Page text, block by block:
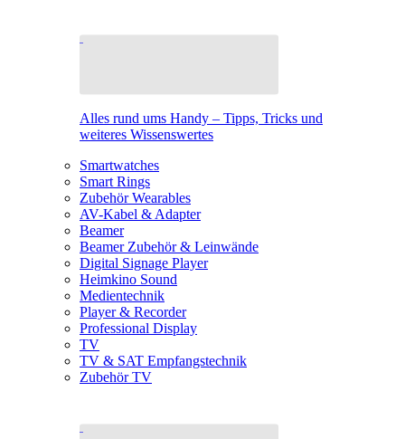
Alles rund ums Handy – Tipps, Tricks und
weiteres Wissenswertes
Smartwatches
Smart Rings
Zubehör Wearables
AV-Kabel & Adapter
Beamer
Beamer Zubehör & Leinwände
Digital Signage Player
Heimkino Sound
Medientechnik
Player & Recorder
Professional Display
TV
TV & SAT Empfangstechnik
Zubehör TV